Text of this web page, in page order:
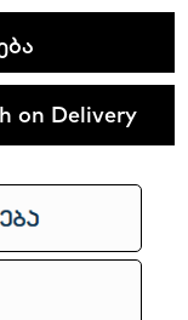
on Delivery